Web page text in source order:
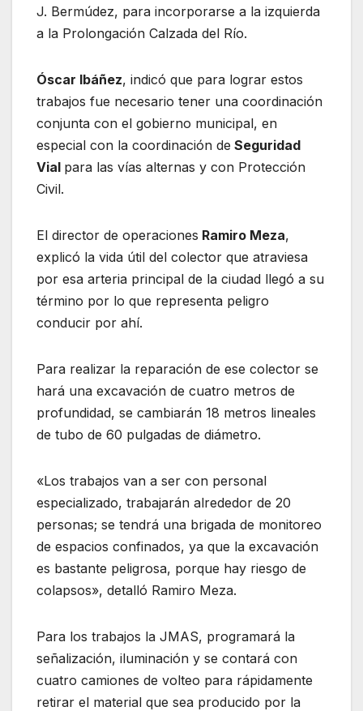
J. Bermúdez, para incorporarse a la izquierda
a la Prolongación Calzada del Río.
Óscar Ibáñez, indicó que para lograr estos
trabajos fue necesario tener una coordinación
conjunta con el gobierno municipal, en
especial con la coordinación de Seguridad
Vial para las vías alternas y con Protección
Civil.
El director de operaciones Ramiro Meza,
explicó la vida útil del colector que atraviesa
por esa arteria principal de la ciudad llegó a su
término por lo que representa peligro
conducir por ahí.
Para realizar la reparación de ese colector se
hará una excavación de cuatro metros de
profundidad, se cambiarán 18 metros lineales
de tubo de 60 pulgadas de diámetro.
«Los trabajos van a ser con personal
especializado, trabajarán alrededor de 20
personas; se tendrá una brigada de monitoreo
de espacios confinados, ya que la excavación
es bastante peligrosa, porque hay riesgo de
colapsos», detalló Ramiro Meza.
Para los trabajos la JMAS, programará la
señalización, iluminación y se contará con
cuatro camiones de volteo para rápidamente
retirar el material que sea producido por la